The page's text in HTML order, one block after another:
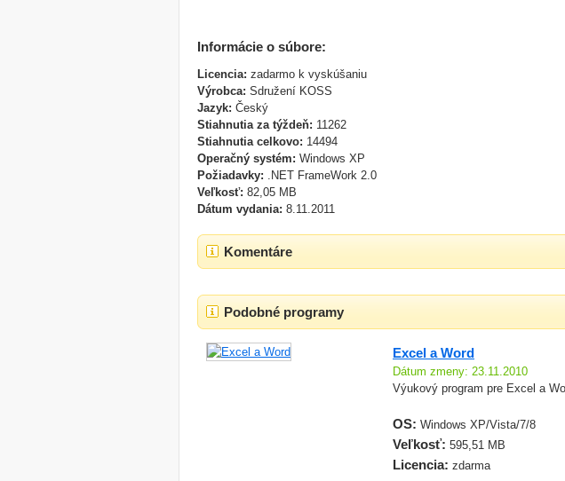
Informácie o súbore:
Licencia: zadarmo k vyskúšaniu
Výrobca: Sdružení KOSS
Jazyk: Český
Stiahnutia za týždeň: 11262
Stiahnutia celkovo: 14494
Operačný systém: Windows XP
Požiadavky: .NET FrameWork 2.0
Veľkosť: 82,05 MB
Dátum vydania: 8.11.2011
Komentáre
Podobné programy
Excel a Word
Dátum zmeny: 23.11.2010
Výukový program pre Excel a
OS: Windows XP/Vista/7/8
Veľkosť: 595,51 MB
Licencia: zdarma